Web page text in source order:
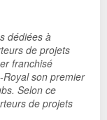
dédiées à
de projets
franchisé
son premier
Selon ce
de projets